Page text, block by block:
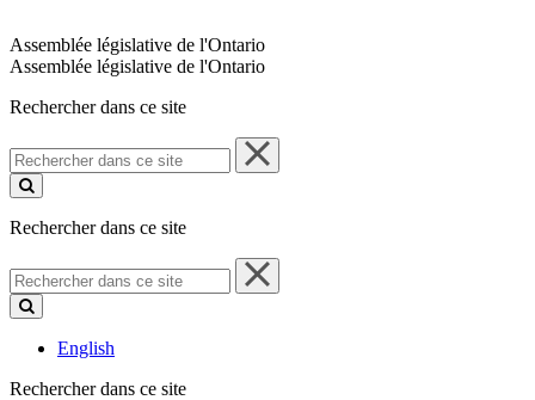
Assemblée législative de l'Ontario
Assemblée législative de l'Ontario
Rechercher dans ce site
Rechercher
dans
ce
Rechercher dans ce site
Rechercher
dans
ce
English
Rechercher dans ce site